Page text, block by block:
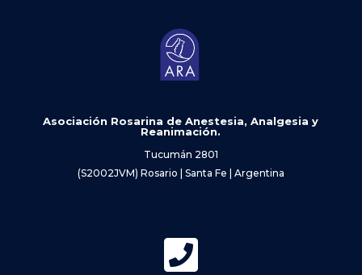
Asociación Rosarina de Anestesia, Analgesia y
Reanimación.
Tucumán 2801
(S2002JVM) Rosario | Santa Fe | Argentina
